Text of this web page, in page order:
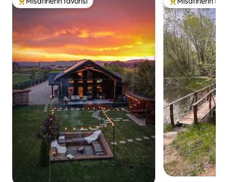
Misafirlerin favorilerinden en beğenilenler arasındaMisafirlerin